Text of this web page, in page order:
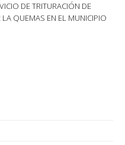
DE TRITURACIÓN DE
LA QUEMAS EN EL MUNICIPIO